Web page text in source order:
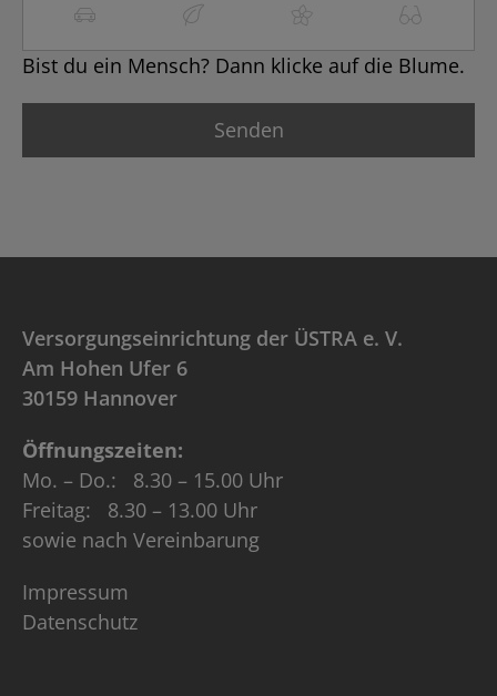
Bist du ein Mensch? Dann klicke auf die Blume.
Versorgungseinrichtung der ÜSTRA e. V.
Am Hohen Ufer 6
30159 Hannover
Öffnungszeiten:
Mo. – Do.: 8.30 – 15.00 Uhr
Freitag: 8.30 – 13.00 Uhr
sowie nach Vereinbarung
Impressum
Datenschutz